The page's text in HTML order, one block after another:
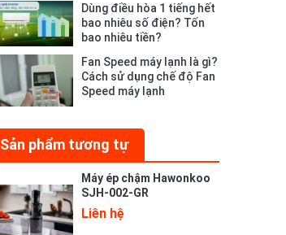
Dùng điều hòa 1 tiếng hết
bao nhiêu số điện? Tốn
bao nhiêu tiền?
Fan Speed máy lạnh là gì?
Cách sử dụng chế độ Fan
Speed máy lạnh
Sản phẩm tương tự
Máy ép chậm Hawonkoo
SJH-002-GR
Liên hệ